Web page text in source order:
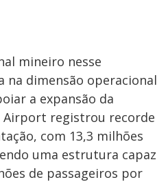
mineiro nesse
na dimensão operacional
a expansão da
Airport registrou recorde
com 13,3 milhões
uma estrutura capaz
de passageiros por